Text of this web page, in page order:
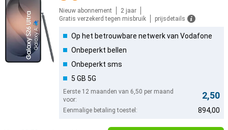
Nieuw abonnement
2 jaar
Gratis verzekerd tegen misbruik
prijsdetails
Op het betrouwbare netwerk van Vodafone
Onbeperkt bellen
Onbeperkt sms
5 GB 5G
Eerste 12 maanden van 6,50 per maand
voor:
2,50
Eenmalige betaling toestel: 894,00